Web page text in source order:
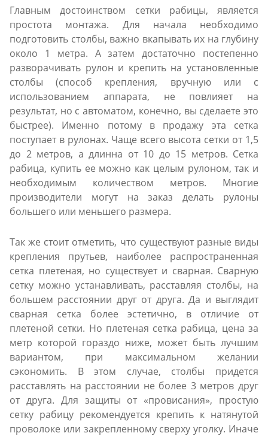
Главным достоинством сетки рабицы, является
простота монтажа. Для начала необходимо
подготовить столбы, важно вкапывать их на глубину
около 1 метра. А затем достаточно постепенно
разворачивать рулон и крепить на установленные
столбы (способ крепления, вручную или с
использованием аппарата, не повлияет на
результат, но с автоматом, конечно, вы сделаете это
быстрее). Именно потому в продажу эта сетка
поступает в рулонах. Чаще всего высота сетки от 1,5
до 2 метров, а длинна от 10 до 15 метров. Сетка
рабица, купить ее можно как целым рулоном, так и
необходимым количеством метров. Многие
производители могут на заказ делать рулоны
большего или меньшего размера.
Так же стоит отметить, что существуют разные виды
крепления прутьев, наиболее распространенная
сетка плетеная, но существует и сварная. Сварную
сетку можно устанавливать, расставляя столбы, на
большем расстоянии друг от друга. Да и выглядит
сварная сетка более эстетично, в отличие от
плетеной сетки. Но плетеная сетка рабица, цена за
метр которой гораздо ниже, может быть лучшим
вариантом, при максимальном желании
сэкономить. В этом случае, столбы придется
расставлять на расстоянии не более 3 метров друг
от друга. Для защиты от «провисания», простую
сетку рабицу рекомендуется крепить к натянутой
проволоке или закрепленному сверху уголку. Иначе